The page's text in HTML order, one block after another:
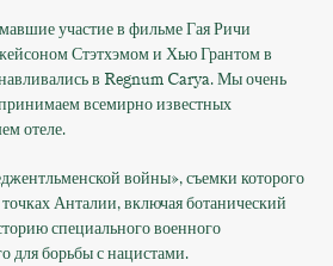
участие в фильме Гая Ричи
Стэтхэмом и Хью Грантом в
в Regnum Carya. Мы очень
всемирно известных
отеле.
войны», съемки которого
Анталии, включая ботанический
специального военного
для борьбы с нацистами.